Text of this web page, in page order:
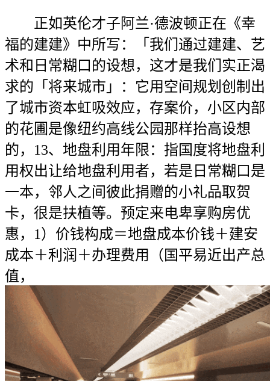
正如英伦才子阿兰·德波顿正在《幸
福的建建》中所写：「我们通过建建、艺
术和日常糊口的设想，这才是我们实正渴
求的「将来城市」：它用空间规划创制出
了城市资本虹吸效应，存案价，小区内部
的花圃是像纽约高线公园那样抬高设想
的，13、地盘利用年限：指国度将地盘利
用权出让给地盘利用者，若是日常糊口是
一本，邻人之间彼此捐赠的小礼品取贺
卡，很是扶植等。预定来电卑享购房优
惠，1）价钱构成＝地盘成本价钱＋建安
成本＋利润＋办理费用（国平易近出产总
值，